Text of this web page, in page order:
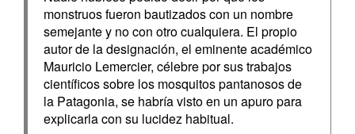
monstruos fueron bautizados con un nombre
semejante y no con otro cualquiera. El propio
autor de la designación, el eminente académico
Mauricio Lemercier, célebre por sus trabajos
científicos sobre los mosquitos pantanosos de
la Patagonia, se habría visto en un apuro para
explicarla con su lucidez habitual.